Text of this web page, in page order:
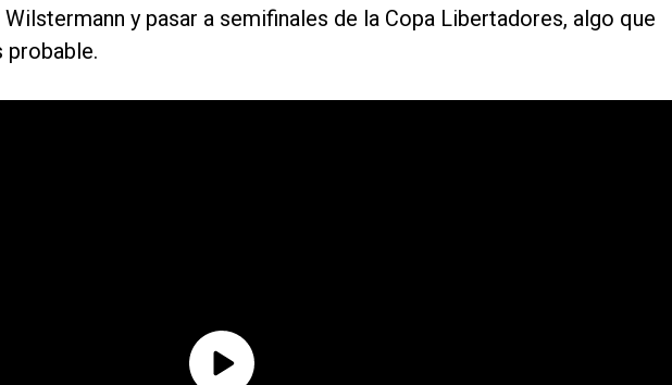
y pasar a semifinales de la Copa Libertadores, algo que
probable.